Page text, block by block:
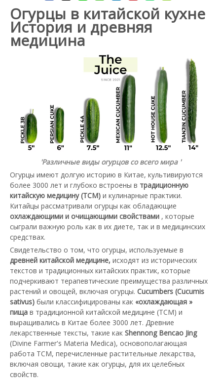
Огурцы в китайской кухне
История и древняя
медицина
'Различные виды огурцов со всего мира '
Огурцы имеют долгую историю в Китае, культивируются
более 3000 лет и глубоко встроены в традиционную
китайскую медицину (TCM) и кулинарные практики.
Китайцы рассматривали огурцы как обладающие
охлаждающими и очищающими свойствами , которые
сыграли важную роль как в их диете, так и в медицинских
средствах.
Свидетельство о том, что огурцы, используемые в
древней китайской медицине, исходят из исторических
текстов и традиционных китайских практик, которые
подчеркивают терапевтические преимущества различных
растений и овощей, включая огурцы. Cucumbers (Cucumis
sativus) были классифицированы как «охлаждающая »
пища в традиционной китайской медицине (TCM) и
выращивались в Китае более 3000 лет. Древние
лекарственные тексты, такие как Shennong Bencao Jing
(Divine Farmer's Materia Medica), основополагающая
работа TCM, перечисленные растительные лекарства,
включая овощи, такие как огурцы, для их целебных
свойств.